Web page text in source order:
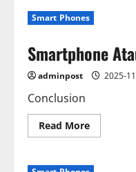
HP:
Apakah
Masih
Ruang
Untuk
PC
Gadget?
Smart Phones
Smartphone
adminpost 2025-
Conclusion
Read MoreRead
more
Atau